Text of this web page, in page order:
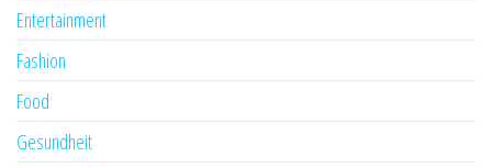
Entertainment
Fashion
Food
Gesundheit